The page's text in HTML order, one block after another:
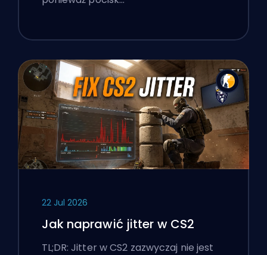
22 Jul 2026
Jak naprawić jitter w CS2
TL;DR: Jitter w CS2 zazwyczaj nie jest